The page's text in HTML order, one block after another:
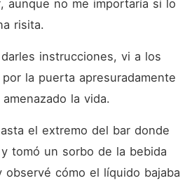
aunque no me importaría si lo
risita.
instrucciones, vi a los
la puerta apresuradamente
la vida.
el extremo del bar donde
tomó un sorbo de la bebida
observé cómo el líquido bajaba